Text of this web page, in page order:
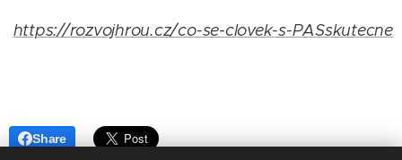
https://rozvojhrou.cz/co-se-clovek-s-PASskutecne
Share